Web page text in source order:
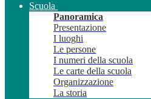
Scuola
Panoramica
Presentazione
I luoghi
Le persone
I numeri della scuola
Le carte della scuola
Organizzazione
La storia